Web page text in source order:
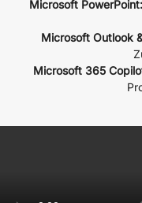
Microsoft PowerPoint:
Microsoft Outlook
Microsoft 365